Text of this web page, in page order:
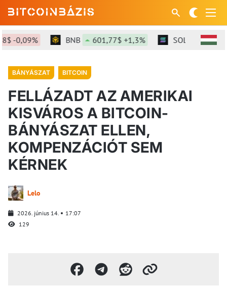
0,09% BNB 601,77$ +1,3% SOL 76,3$
BÁNYÁSZAT BITCOIN
FELLÁZADT AZ AMERIKAI
KISVÁROS A BITCOIN-
BÁNYÁSZAT ELLEN,
KOMPENZÁCIÓT SEM
KÉRNEK
Lelo
2026. június 14.
17:07
129